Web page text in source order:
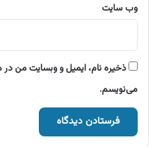
وب‌ سایت
ذخیره نام، ایمیل و وبسایت من در
می‌نویسم.